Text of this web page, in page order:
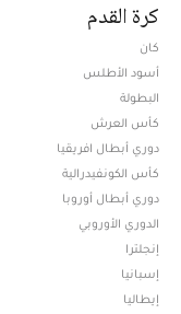
كرة القدم
كان
أسود الأطلس
البطولة
كأس العرش
دوري أبطال افريقيا
كأس الكونفيدرالية
دوري أبطال أوروبا
الدوري الأوروبي
إنجلترا
إسبانيا
إيطاليا